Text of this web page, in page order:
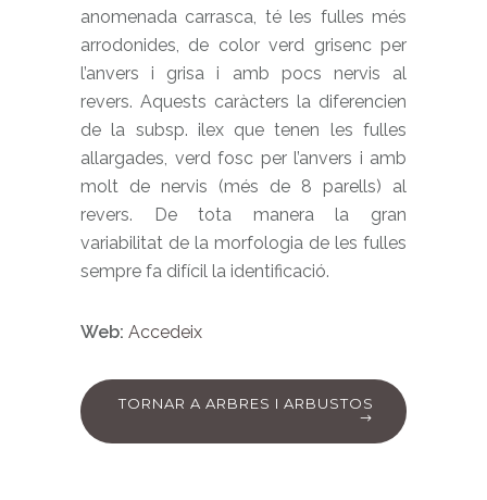
anomenada carrasca, té les fulles més
arrodonides, de color verd grisenc per
l’anvers i grisa i amb pocs nervis al
revers. Aquests caràcters la diferencien
de la subsp. ilex que tenen les fulles
allargades, verd fosc per l’anvers i amb
molt de nervis (més de 8 parells) al
revers. De tota manera la gran
variabilitat de la morfologia de les fulles
sempre fa difícil la identificació.
Web: Accedeix
TORNAR A ARBRES I ARBUSTOS